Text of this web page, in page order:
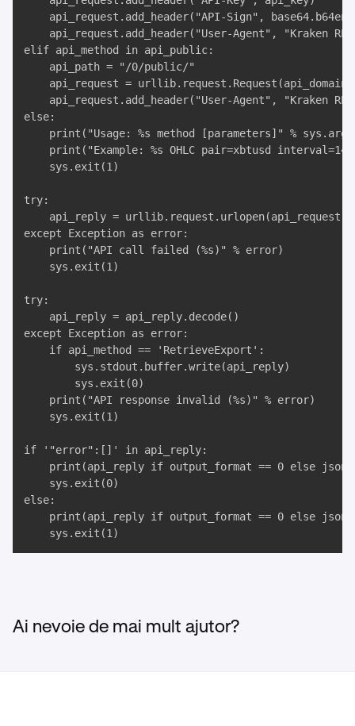
elif api_method in api_public:
else:
try:
except Exception as error:
try:
except Exception as error:
if '"error":[]' in api_reply:
else:
	sys.exit(1)
Ai nevoie de mai mult ajutor?